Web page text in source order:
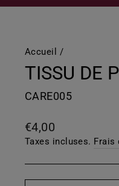
Accueil /
TISSU DE
CARE005
Prix
régulier
€4,00
Taxes incluses. Frais